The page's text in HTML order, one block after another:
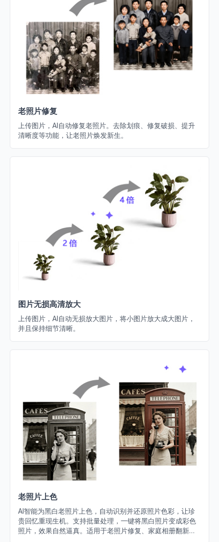
老照片修复
上传图片，AI自动修复老照片。去除划痕、修复破损、提升
清晰度等功能，让老照片焕发新生。
图片无损高清放大
上传图片，AI自动无损放大图片，将小图片放大成大图片，
并且保持细节清晰。
老照片上色
AI智能为黑白老照片上色，自动识别并还原照片色彩，让珍
贵回忆重现生机。支持批量处理，一键将黑白照片变成彩色
照片，效果自然逼真。适用于老照片修复、家庭相册翻新、